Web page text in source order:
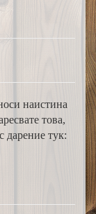
наистина
това,
дарение тук: